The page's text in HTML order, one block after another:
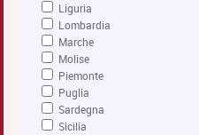
Liguria
Lombardia
Marche
Molise
Piemonte
Puglia
Sardegna
Sicilia